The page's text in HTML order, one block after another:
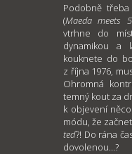
Podobně třeba
(Maeda meets
vtrhne do
dynamikou a
kouknete do
z října 1976,
Ohromná
temný kout za
k objevení
módu, že
teď?! Do rána
dovolenou…?